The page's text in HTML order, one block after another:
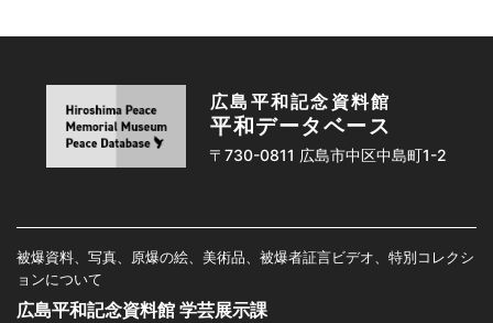
広島平和記念資料館
平和データベース
〒730-0811 広島市中区中島町1-2
被爆資料、写真、原爆の絵、美術品、被爆者証言ビデオ、特別コレクシ
ョンについて
広島平和記念資料館 学芸展示課